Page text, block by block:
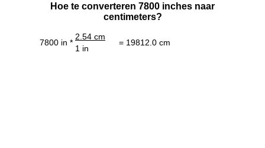
Hoe te converteren 7800 inches naar
centimeters?
7800 in *
2.54 cm
= 19812.0 cm
1 in